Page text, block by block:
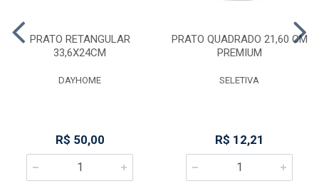
PRATO RETANGULAR
33,6X24CM
DAYHOME
R$ 50,00
PRATO QUADRADO 21,60 CM
PREMIUM
SELETIVA
R$ 12,21